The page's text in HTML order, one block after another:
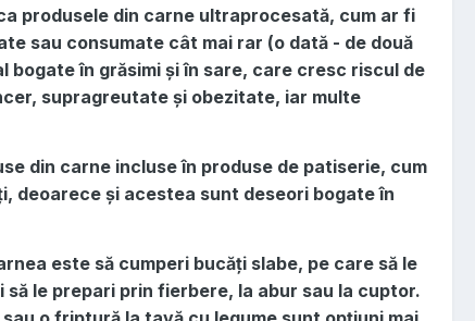
produsele din carne ultraprocesată, cum ar fi
sau consumate cât mai rar (o dată - de două
bogate în grăsimi și în sare, care cresc riscul de
supragreutate și obezitate, iar multe
din carne incluse în produse de patiserie, cum
deoarece și acestea sunt deseori bogate în
este să cumperi bucăți slabe, pe care să le
le prepari prin fierbere, la abur sau la cuptor.